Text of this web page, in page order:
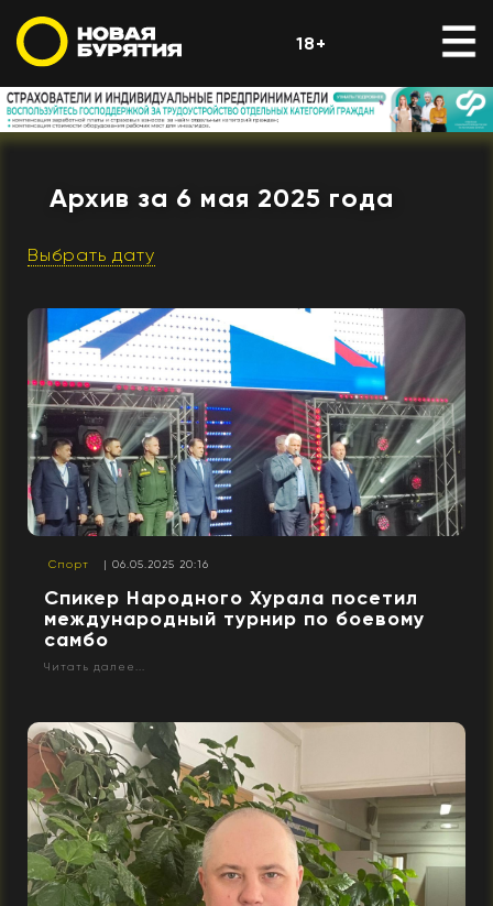
18+
Архив за 6 мая 2025 года
Выбрать дату
Спорт | 06.05.2025 20:16
Спикер Народного Хурала посетил
международный турнир по боевому
самбо
Читать далее...